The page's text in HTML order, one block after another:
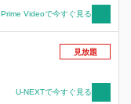
Prime Videoで今すぐ見る
見放題
U-NEXTで今すぐ見る